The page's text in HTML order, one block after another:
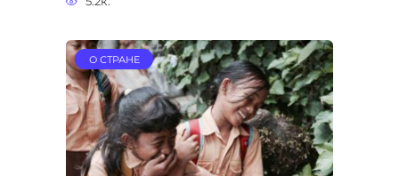
На острове распространены три языка,
на котором говорят
5.1к.
ГОРОДА И КУРОРТЫ НА БАЛИ